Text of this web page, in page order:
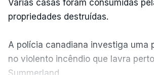
Várias casas foram consumidas
propriedades destruídas.
A polícia canadiana investiga uma
no violento incêndio que lavra
Summerland.